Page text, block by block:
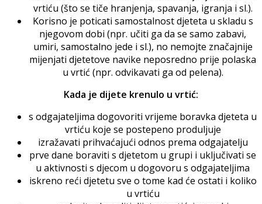
vrtiću (što se tiče hranjenja, spavanja, igranja i sl.).
Korisno je poticati samostalnost djeteta u skladu s
njegovom dobi (npr. učiti ga da se samo zabavi,
umiri, samostalno jede i sl.), no nemojte značajnije
mijenjati djetetove navike neposredno prije polaska
u vrtić (npr. odvikavati ga od pelena).
Kada je dijete krenulo u vrtić:
s odgajateljima dogovoriti vrijeme boravka djeteta u
vrtiću koje se postepeno produljuje
izražavati prihvaćajući odnos prema odgajatelju
prve dane boraviti s djetetom u grupi i uključivati se
u aktivnosti s djecom u dogovoru s odgajateljima
iskreno reći djetetu sve o tome kad će ostati i koliko
u vrtiću